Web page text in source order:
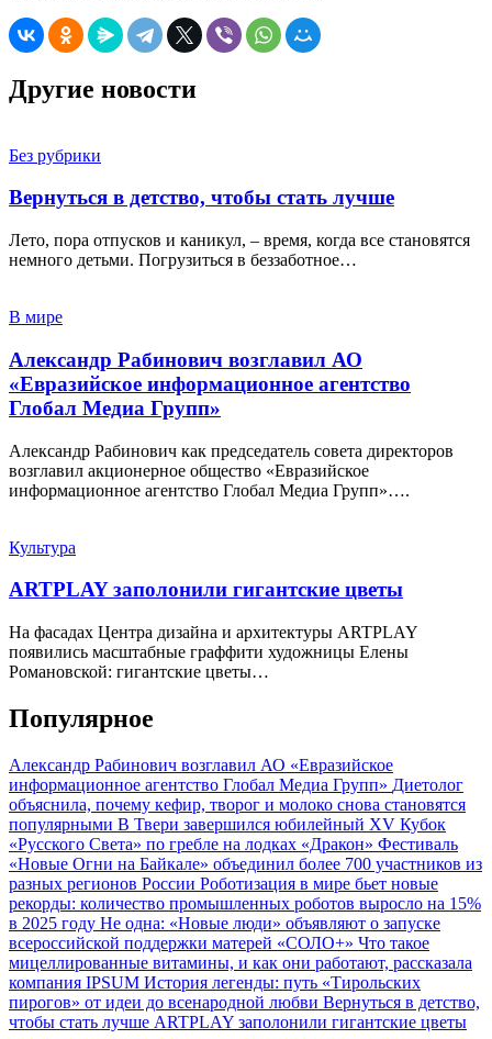
Другие новости
Без рубрики
Вернуться в детство, чтобы стать лучше
Лето, пора отпусков и каникул, – время, когда все становятся
немного детьми. Погрузиться в беззаботное…
В мире
Александр Рабинович возглавил АО
«Евразийское информационное агентство
Глобал Медиа Групп»
Александр Рабинович как председатель совета директоров
возглавил акционерное общество «Евразийское
информационное агентство Глобал Медиа Групп»….
Культура
ARTPLAY заполонили гигантские цветы
На фасадах Центра дизайна и архитектуры ARTPLAY
появились масштабные граффити художницы Елены
Романовской: гигантские цветы…
Популярное
Александр Рабинович возглавил АО «Евразийское
информационное агентство Глобал Медиа Групп» Диетолог
объяснила, почему кефир, творог и молоко снова становятся
популярными В Твери завершился юбилейный XV Кубок
«Русского Света» по гребле на лодках «Дракон» Фестиваль
«Новые Огни на Байкале» объединил более 700 участников из
разных регионов России Роботизация в мире бьет новые
рекорды: количество промышленных роботов выросло на 15%
в 2025 году Не одна: «Новые люди» объявляют о запуске
всероссийской поддержки матерей «СОЛО+» Что такое
мицеллированные витамины, и как они работают, рассказала
компания IPSUM История легенды: путь «Тирольских
пирогов» от идеи до всенародной любви Вернуться в детство,
чтобы стать лучше ARTPLAY заполонили гигантские цветы